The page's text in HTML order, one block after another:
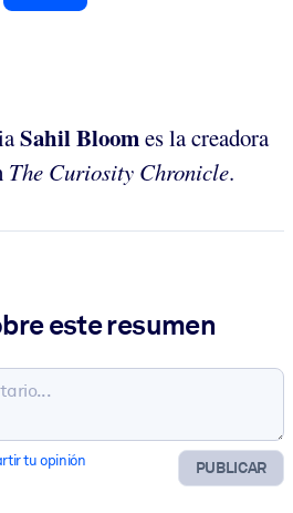
Sahil Bloomes la creadora
The Curiosity Chronicle.
este resumen
PUBLICAR
tu opinión